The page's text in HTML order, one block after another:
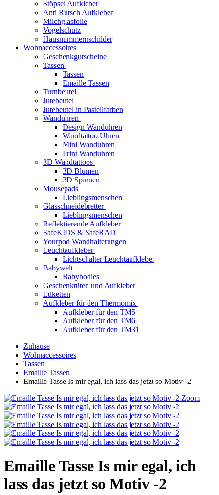
Stöpsel Aufkleber
Anti Rutsch Aufkleber
Milchglasfolie
Vogelschutz
Hausnummernschilder
Wohnaccessoires
Geschenkgutscheine
Tassen
Tassen
Emaille Tassen
Turnbeutel
Jutebeutel
Jutebeutel in Pastellfarben
Wanduhren
Design Wanduhren
Wandtattoo Uhren
Mini Wanduhren
Print Wanduhren
3D Wandtattoos
3D Blumen
3D Spinnen
Mousepads
Lieblingsmenschen
Glasschneidebretter
Lieblingsmenschen
Reflektierende Aufkleber
SafeKIDS & SafeRAD
Yourpod Wandhalterungen
Leuchtaufkleber
Lichtschalter Leuchtaufkleber
Babywelt
Babybodies
Geschenktüten und Aufkleber
Etiketten
Aufkleber für den Thermomix
Aufkleber für den TM5
Aufkleber für den TM6
Aufkleber für den TM31
Zuhause
Wohnaccessoires
Tassen
Emaille Tassen
Emaille Tasse Is mir egal, ich lass das jetzt so Motiv -2
Zoom
Emaille Tasse Is mir egal, ich
lass das jetzt so Motiv -2